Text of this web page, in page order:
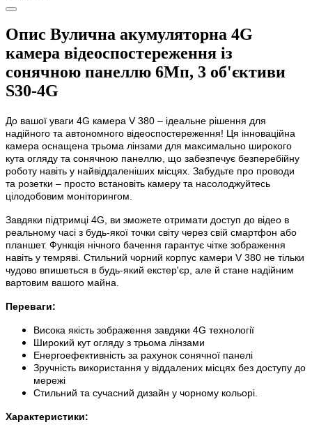
Опис Вулична акумуляторна 4G
камера відеоспостереження із
сонячною панеллю 6Мп, 3 об'єктиви
S30-4G
До вашої уваги 4G камера V 380 – ідеальне рішення для
надійного та автономного відеоспостереження! Ця інноваційна
камера оснащена трьома лінзами для максимально широкого
кута огляду та сонячною панеллю, що забезпечує безперебійну
роботу навіть у найвіддаленіших місцях. Забудьте про проводи
та розетки – просто встановіть камеру та насолоджуйтесь
цілодобовим моніторингом.
Завдяки підтримці 4G, ви зможете отримати доступ до відео в
реальному часі з будь-якої точки світу через свій смартфон або
планшет. Функція нічного бачення гарантує чітке зображення
навіть у темряві. Стильний чорний корпус камери V 380 не тільки
чудово впишеться в будь-який екстер'єр, але й стане надійним
вартовим вашого майна.
Переваги:
Висока якість зображення завдяки 4G технології
Широкий кут огляду з трьома лінзами
Енергоефективність за рахунок сонячної панелі
Зручність використання у віддалених місцях без доступу до
мережі
Стильний та сучасний дизайн у чорному кольорі.
Характеристики: